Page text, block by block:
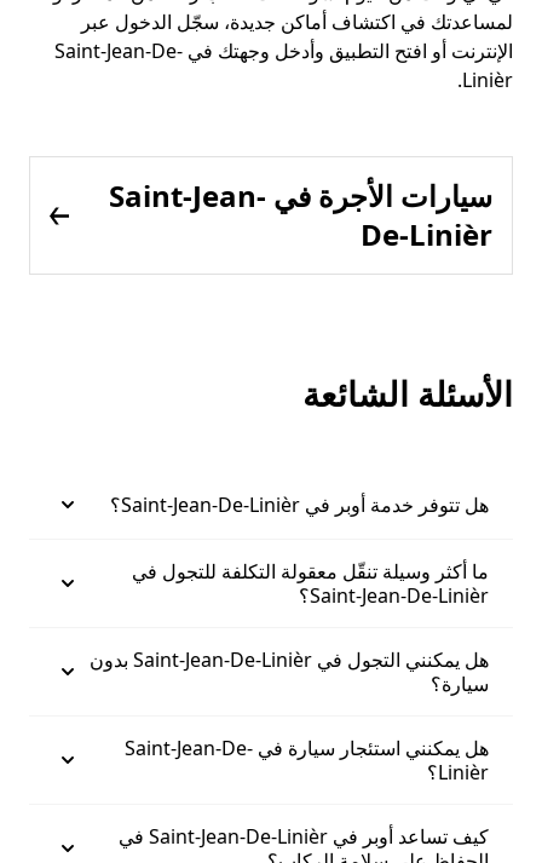
لمساعدتك في اكتشاف أماكن جديدة، سجّل الدخول عبر
الإنترنت أو افتح التطبيق وأدخل وجهتك في Saint-Jean-De-
Linièr.
سيارات الأجرة في Saint-Jean-
De-Linièr
الأسئلة الشائعة
هل تتوفر خدمة أوبر في Saint-Jean-De-Linièr؟
ما أكثر وسيلة تنقّل معقولة التكلفة للتجول في
Saint-Jean-De-Linièr؟
هل يمكنني التجول في Saint-Jean-De-Linièr بدون
سيارة؟
هل يمكنني استئجار سيارة في Saint-Jean-De-
Linièr؟
كيف تساعد أوبر في Saint-Jean-De-Linièr في